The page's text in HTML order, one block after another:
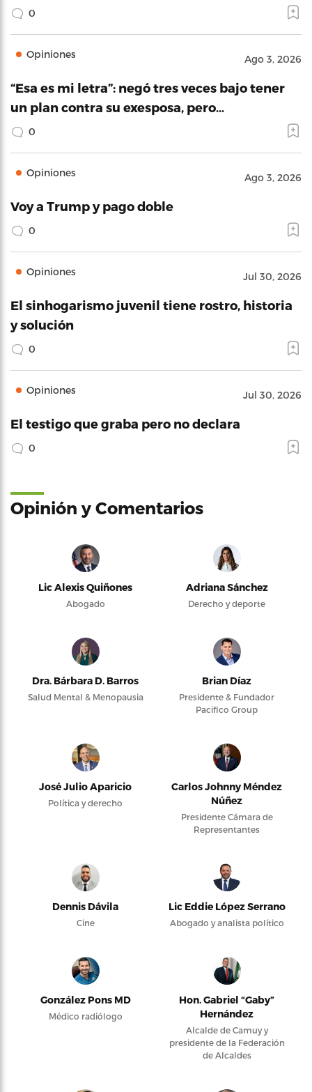
0
Opiniones Ago 3, 2026
“Esa es mi letra”: negó tres veces bajo tener
un plan contra su exesposa, pero…
0
Opiniones Ago 3, 2026
Voy a Trump y pago doble
0
Opiniones Jul 30, 2026
El sinhogarismo juvenil tiene rostro, historia
y solución
0
Opiniones Jul 30, 2026
El testigo que graba pero no declara
0
Opinión y Comentarios
Lic Alexis Quiñones
Abogado
Adriana Sánchez
Derecho y deporte
Dra. Bárbara D. Barros
Salud Mental & Menopausia
Brian Díaz
Presidente & Fundador
Pacifico Group
José Julio Aparicio
Política y derecho
Carlos Johnny Méndez
Núñez
Presidente Cámara de
Representantes
Dennis Dávila
Cine
Lic Eddie López Serrano
Abogado y analista político
González Pons MD
Médico radiólogo
Hon. Gabriel “Gaby”
Hernández
Alcalde de Camuy y
presidente de la Federación
de Alcaldes